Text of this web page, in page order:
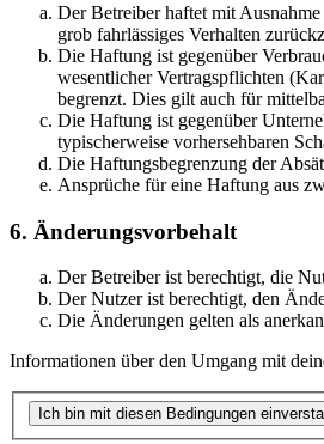
Der Betreiber haftet mit
grob fahrlässiges Verhalten
Die Haftung ist gegenüber
wesentlicher Vertragspflichten
begrenzt. Dies gilt auch für
Die Haftung ist gegenüber
typischerweise vorhersehbaren
Die Haftungsbegrenzung der
Ansprüche für eine Haftung aus
6. Änderungsvorbehalt
Der Betreiber ist berechtigt, die
Der Nutzer ist berechtigt, den
Die Änderungen gelten als
Informationen über den Umgang mit